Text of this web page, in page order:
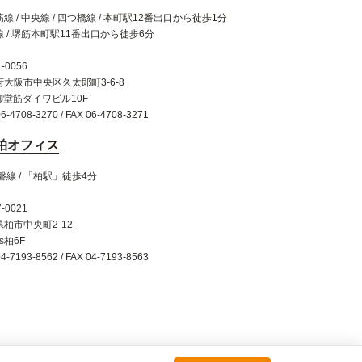
線 / 中央線 / 四つ橋線 / 本町駅12番出口から徒歩1分
/ 堺筋本町駅11番出口から徒歩6分
0056
大阪市中央区久太郎町3-6-8
堂筋ダイワビル10F
4708-3270 / FAX 06-4708-3271
オフィス
線 / 「柏駅」徒歩4分
0021
柏市中央町2-12
柏6F
7193-8562 / FAX 04-7193-8563